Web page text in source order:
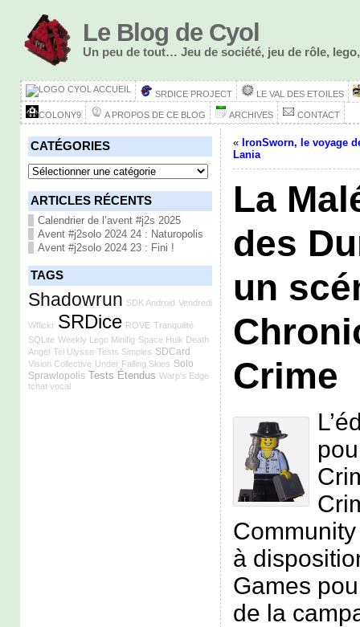
Le Blog de Cyol
Un peu de tout… Jeu de société, jeu de rôle,
ACCUEIL SRDICE PROJECT LE VAL DES ETOILES
COLONY9 A PROPOS DE CE BLOG ARCHIVES CONTACT
CATÉGORIES
Catégories
ARTICLES RÉCENTS
Calendrier de l’avent #j2s 2025
Avent #j2solo 2024 24 : Naturopolis
Avent #j2solo 2024 23 : Fini !
TAGS
Shadowrun SDK Android Vendredi
Wflickr SRDice ROVE Tranquilité
SQLite Weekly Lego Minifig Space Hulk Death
Angel Tel Ulysse Tests Simples SDCard
Vision Collective Under Falling Skies Solo
Sprawlopolis Tests Étendus Warp's Edge
tchat vocal
« IronSworn, le voyage
Lania
La
des
un
Crime
à
Games
de la